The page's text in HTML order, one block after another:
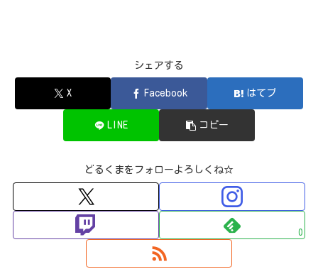
シェアする
X Facebook はてブ
LINE コピー
どるくまをフォローよろしくね☆
0